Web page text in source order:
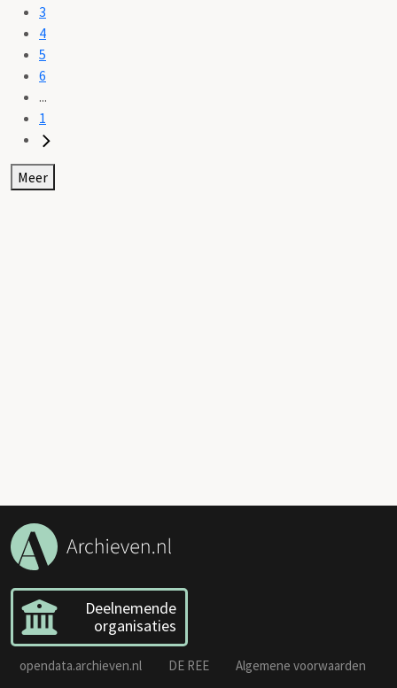
3
4
5
6
...
1
Meer
Deelnemende
organisaties
opendata.archieven.nl DE REE Algemene voorwaarden